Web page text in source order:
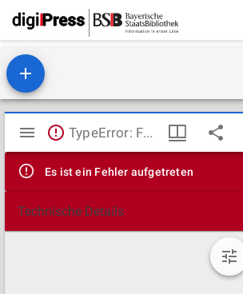
Mirador
Viewer
TypeError: Failed to fetch
Es ist ein Fehler aufgetreten
Technische Details